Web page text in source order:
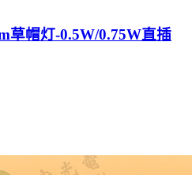
草帽灯-0.5W/0.75W直插